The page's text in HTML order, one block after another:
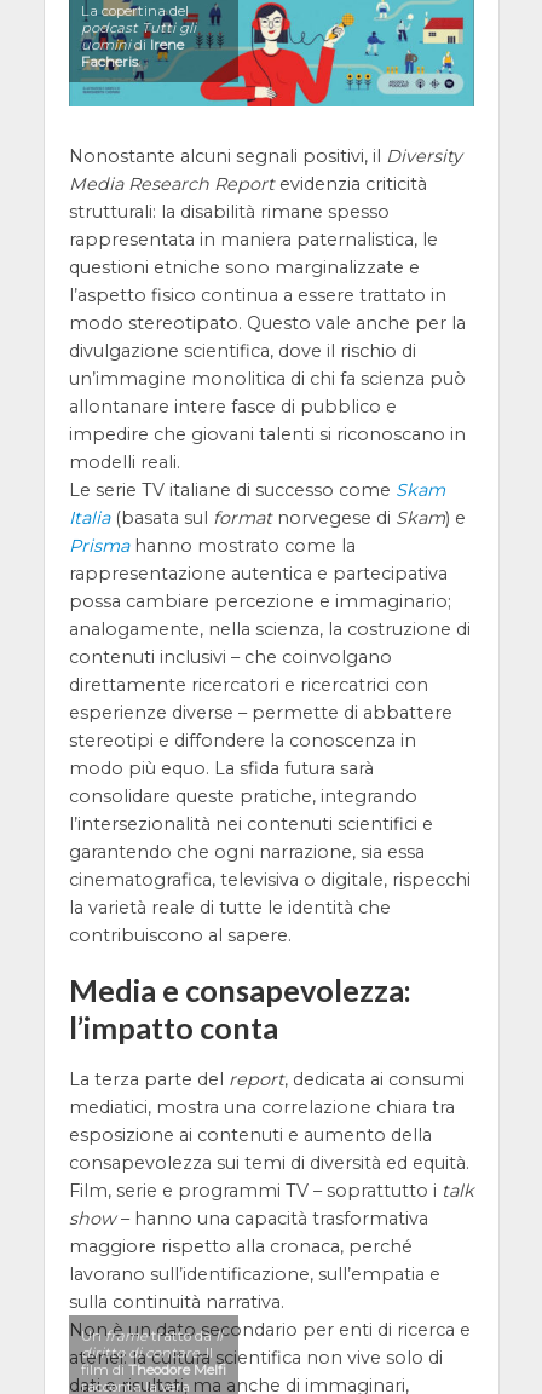
La copertina del
podcast Tutti gli
uominidi Irene
Facheris.
Nonostante alcuni segnali positivi, il Diversity
Media Research Reportevidenzia criticità
strutturali: la disabilità rimane spesso
rappresentata in maniera paternalistica, le
questioni etniche sono marginalizzate e
l’aspetto fisico continua a essere trattato in
modo stereotipato. Questo vale anche per la
divulgazione scientifica, dove il rischio di
un’immagine monolitica di chi fa scienza può
allontanare intere fasce di pubblico e
impedire che giovani talenti si riconoscano in
modelli reali.
Le serie TV italiane di successo come Skam
Italia(basata sul formatnorvegese di Skam) e
Prismahanno mostrato come la
rappresentazione autentica e partecipativa
possa cambiare percezione e immaginario;
analogamente, nella scienza, la costruzione di
contenuti inclusivi – che coinvolgano
direttamente ricercatori e ricercatrici con
esperienze diverse – permette di abbattere
stereotipi e diffondere la conoscenza in
modo più equo. La sfida futura sarà
consolidare queste pratiche, integrando
l’intersezionalità nei contenuti scientifici e
garantendo che ogni narrazione, sia essa
cinematografica, televisiva o digitale, rispecchi
la varietà reale di tutte le identità che
contribuiscono al sapere.
Media e consapevolezza:
l’impatto conta
La terza parte del report, dedicata ai consumi
mediatici, mostra una correlazione chiara tra
esposizione ai contenuti e aumento della
consapevolezza sui temi di diversità ed equità.
Film, serie e programmi TV – soprattutto i talk
show– hanno una capacità trasformativa
maggiore rispetto alla cronaca, perché
lavorano sull’identificazione, sull’empatia e
sulla continuità narrativa.
Non è un dato secondario per enti di ricerca e
atenei: la cultura scientifica non vive solo di
dati e risultati, ma anche di immaginari,
Unframetratto daIl
diritto di contare. Il
film diTheodore Melfi
racconta la vera